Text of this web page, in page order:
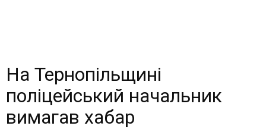
На Тернопільщині
поліцейський начальник
вимагав хабар